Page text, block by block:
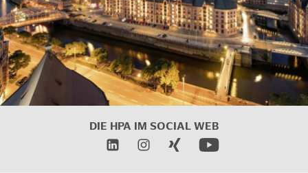
DIE HPA IM SOCIAL WEB